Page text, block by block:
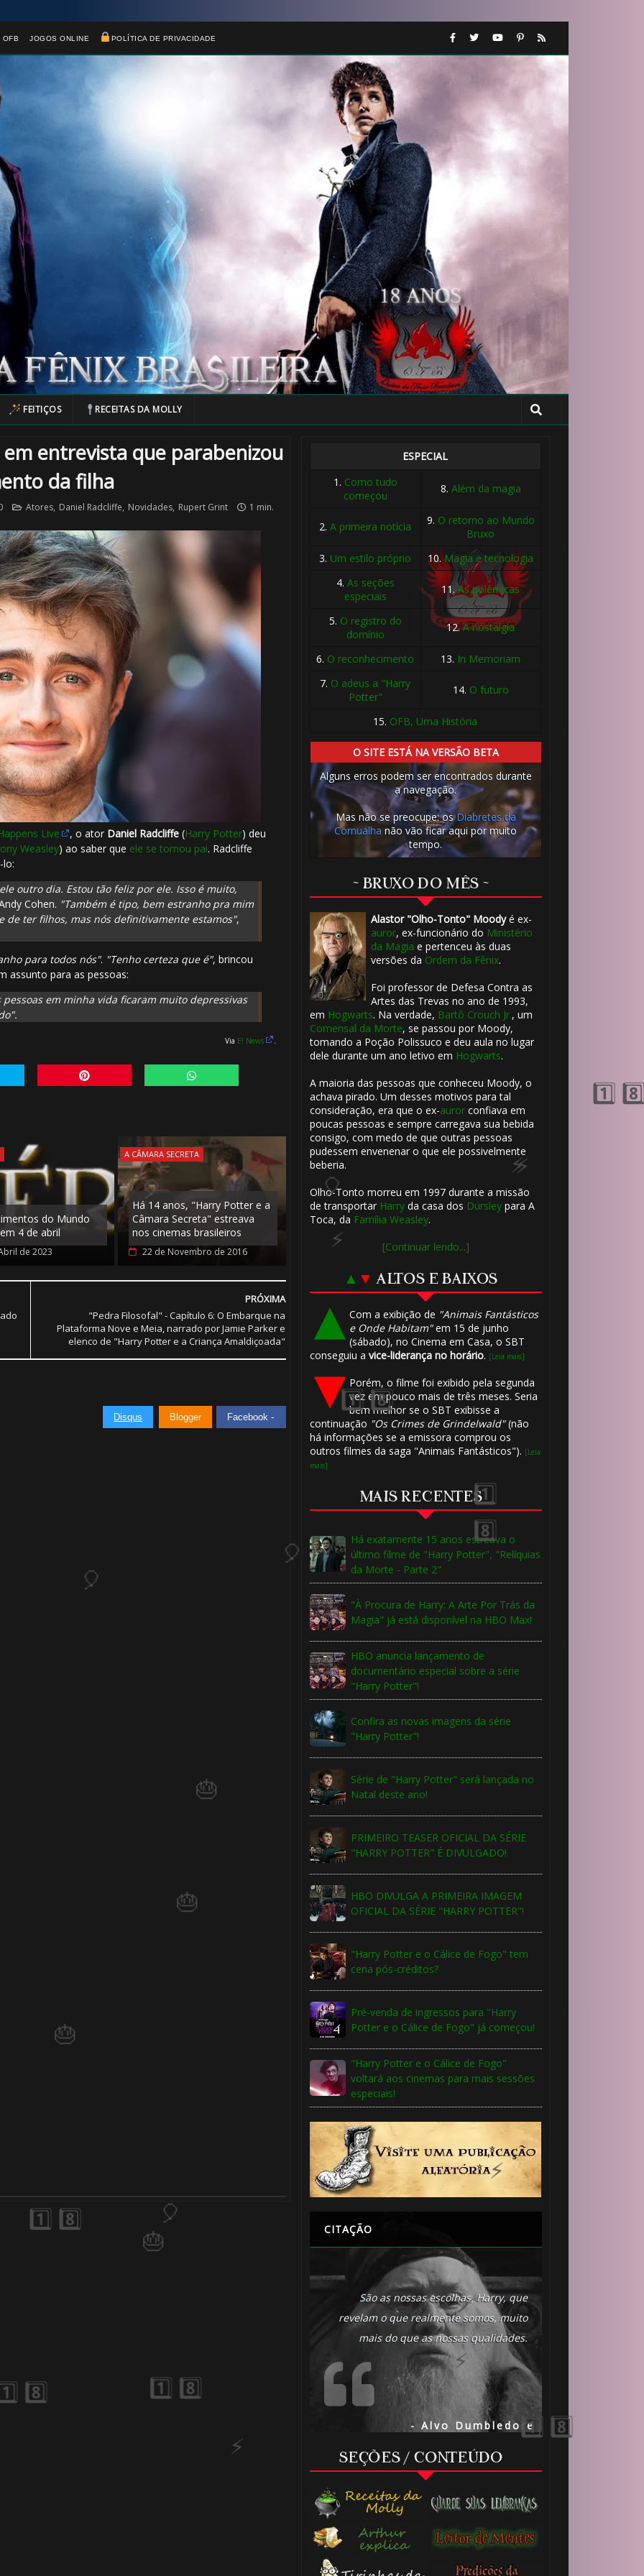
OFB JOGOS ONLINE POLÍTICA DE PRIVACIDADE
FEITIÇOS RECEITAS DA MOLLY
entrevista que parabenizou
da filha
Atores, Daniel Radcliffe, Novidades, Rupert Grint
1 min.
Live , o ator Daniel Radcliffe(Harry Potter) deu
Weasley) ao saber que ele se tornou pai. Radcliffe
lo:
outro dia. Estou tão feliz por ele. Isso é muito,
Cohen. "Também é tipo, bem estranho pra mim
de ter filhos, mas nós definitivamente estamos",
para todos nós". "Tenho certeza que é", brincou
assunto para as pessoas:
em minha vida ficaram muito depressivas
Via E! News .
do Mundo
4 de abril
de 2023
A CÂMARA SECRETA
Há 14 anos, "Harry Potter e a
Câmara Secreta" estreava
nos cinemas brasileiros
22 de Novembro de 2016
PRÓXIMA
"Pedra Filosofal" - Capítulo 6: O Embarque na
Plataforma Nove e Meia, narrado por Jamie Parker e
elenco de "Harry Potter e a Criança Amaldiçoada"
Disqus Blogger Facebook -
ESPECIAL
1. Como tudo
começou
8. Além da magia
2.A primeira notícia 9. O retorno ao Mundo
Bruxo
3. Um estilo próprio 10.Magia e tecnologia
4. As seções
especiais
11.As polêmicas
5. O registro do
domínio
12.A nostalgia
6. O reconhecimento 13. In Memoriam
7. O adeus a "Harry
Potter"
14. O futuro
15. OFB, Uma História
O SITE ESTÁ NA VERSÃO BETA
Alguns erros podem ser encontrados durante
a navegação.
Mas não se preocupe: osDiabretes da
Cornualha não vão ficar aqui por muito
tempo.
~ BRUXO DO MÊS ~
Alastor "Olho-Tonto" Moodyé ex-
auror, ex-funcionário do Ministério
da Magia e pertenceu às duas
versões da Ordem da Fênix.
Foi professor de Defesa Contra as
Artes das Trevas no ano de 1993,
em Hogwarts. Na verdade, Bartô Crouch Jr., um
Comensal da Morte, se passou por Moody,
tomando a Poção Polissuco e deu aula no lugar
dele durante um ano letivo em Hogwarts.
A maioria das pessoas que conheceu Moody, o
achava pirado. Um desses motivos para tal
consideração, era que o ex-aurorconfiava em
poucas pessoas e sempre carregava sua bebida
consigo, com medo de que outras pessoas
pudessem envenenar o que ele possivelmente
beberia.
Olho-Tonto morreu em 1997 durante a missão
de transportar Harryda casa dos Dursleypara A
Toca, da Família Weasley.
[Continuar lendo...]
▲ ▼ ALTOS E BAIXOS
Com a exibição de "Animais Fantásticos
e Onde Habitam"em 15 de junho
(sábado), no Cinema em Casa, o SBT
conseguiu a vice-liderança no horário. [Leia mais]
Porém, o filme foi exibido pela segunda
vez em pouco mais de três meses. Seria
bem melhor se o SBT exibisse a
continuação "Os Crimes de Grindelwald"(não
há informações se a emissora comprou os
outros filmes da saga "Animais Fantásticos"). [Leia
mais]
MAIS RECENTES
Há exatamente 15 anos estreava o
último filme de "Harry Potter", "Relíquias
da Morte - Parte 2"
"À Procura de Harry: A Arte Por Trás da
Magia" já está disponível na HBO Max!
HBO anuncia lançamento de
documentário especial sobre a série
"Harry Potter"!
Confira as novas imagens da série
"Harry Potter"!
Série de "Harry Potter" será lançada no
Natal deste ano!
PRIMEIRO TEASER OFICIAL DA SÉRIE
"HARRY POTTER" É DIVULGADO!
HBO DIVULGA A PRIMEIRA IMAGEM
OFICIAL DA SÉRIE "HARRY POTTER"!
"Harry Potter e o Cálice de Fogo" tem
cena pós-créditos?
Pré-venda de ingressos para "Harry
Potter e o Cálice de Fogo" já começou!
"Harry Potter e o Cálice de Fogo"
voltará aos cinemas para mais sessões
especiais!
CITAÇÃO
São as nossas escolhas, Harry, que
revelam o que realmente somos, muito
mais do que as nossas qualidades.
- Alvo Dumbledore
SEÇÕES / CONTEÚDO
⚡
⚡
🎈
🎈
🎈
🎈
⚡
⚡
🎂
⚡
1️⃣
8️⃣
🎂